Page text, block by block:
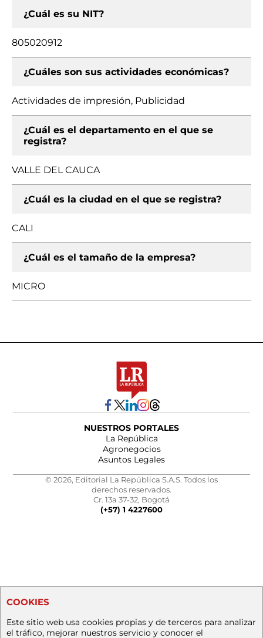
¿Cuál es su NIT?
805020912
¿Cuáles son sus actividades económicas?
Actividades de impresión, Publicidad
¿Cuál es el departamento en el que se
registra?
VALLE DEL CAUCA
¿Cuál es la ciudad en el que se registra?
CALI
¿Cuál es el tamaño de la empresa?
MICRO
NUESTROS PORTALES
La República
Agronegocios
Asuntos Legales
© 2026, Editorial La República S.A.S. Todos los
derechos reservados.
Cr. 13a 37-32, Bogotá
(+57) 1 4227600
COOKIES
Este sitio web usa cookies propias y de terceros para analizar
el tráfico, mejorar nuestros servicio y conocer el